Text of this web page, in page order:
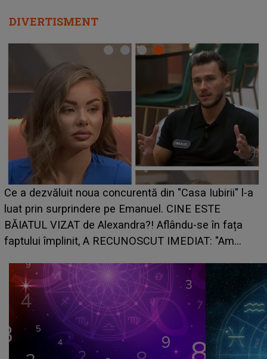
DIVERTISMENT
l-a
HOROSCOP de weekend, 8-9 august 2026.
care riscă să rămână fără bani. O decizie luată
grabă îi aduce pierderi semnificative și îi dă
planurile peste cap